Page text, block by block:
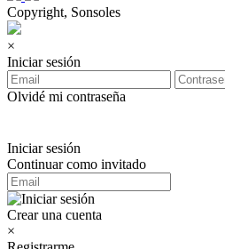
Copyright, Sonsoles
×
Iniciar sesión
Olvidé mi contraseña
Iniciar sesión
Continuar como invitado
Crear una cuenta
×